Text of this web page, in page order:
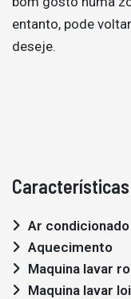
entanto, pode
deseje.
Ar condicionado
Aquecimento
Maquina lavar
Maquina lavar